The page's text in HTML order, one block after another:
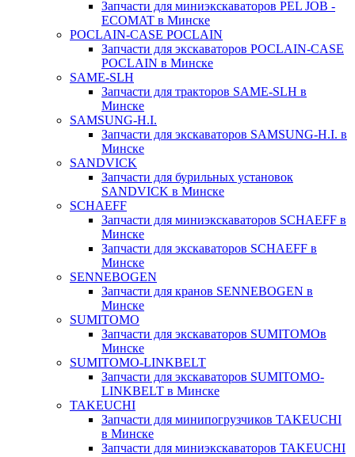
Запчасти для миниэкскаваторов PEL JOB -
ECOMAT в Минске
POCLAIN-CASE POCLAIN
Запчасти для экскаваторов POCLAIN-CASE
POCLAIN в Минске
SAME-SLH
Запчасти для тракторов SAME-SLH в
Минске
SAMSUNG-H.I.
Запчасти для экскаваторов SAMSUNG-H.I. в
Минске
SANDVICK
Запчасти для бурильных установок
SANDVICK в Минске
SCHAEFF
Запчасти для миниэкскаваторов SCHAEFF в
Минске
Запчасти для экскаваторов SCHAEFF в
Минске
SENNEBOGEN
Запчасти для кранов SENNEBOGEN в
Минске
SUMITOMO
Запчасти для экскаваторов SUMITOMOв
Минске
SUMITOMO-LINKBELT
Запчасти для экскаваторов SUMITOMO-
LINKBELT в Минске
TAKEUCHI
Запчасти для минипогрузчиков TAKEUCHI
в Минске
Запчасти для миниэкскаваторов TAKEUCHI